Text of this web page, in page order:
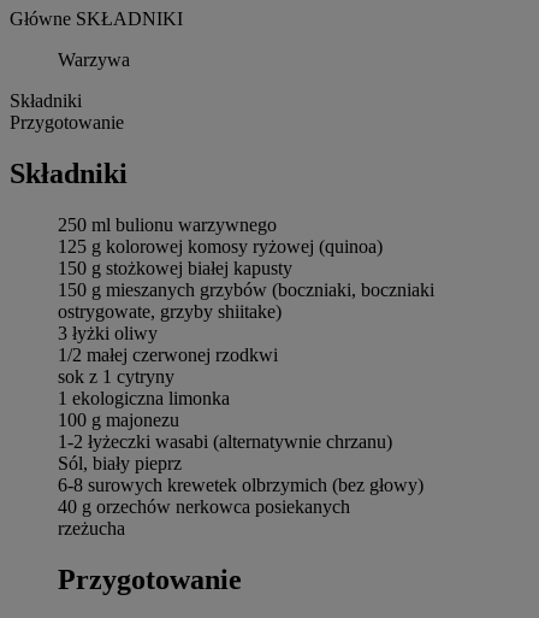
Główne SKŁADNIKI
Warzywa
Składniki
Przygotowanie
Składniki
250 ml bulionu warzywnego
125 g kolorowej komosy ryżowej (quinoa)
150 g stożkowej białej kapusty
150 g mieszanych grzybów (boczniaki, boczniaki
ostrygowate, grzyby shiitake)
3 łyżki oliwy
1/2 małej czerwonej rzodkwi
sok z 1 cytryny
1 ekologiczna limonka
100 g majonezu
1-2 łyżeczki wasabi (alternatywnie chrzanu)
Sól, biały pieprz
6-8 surowych krewetek olbrzymich (bez głowy)
40 g orzechów nerkowca posiekanych
rzeżucha
Przygotowanie